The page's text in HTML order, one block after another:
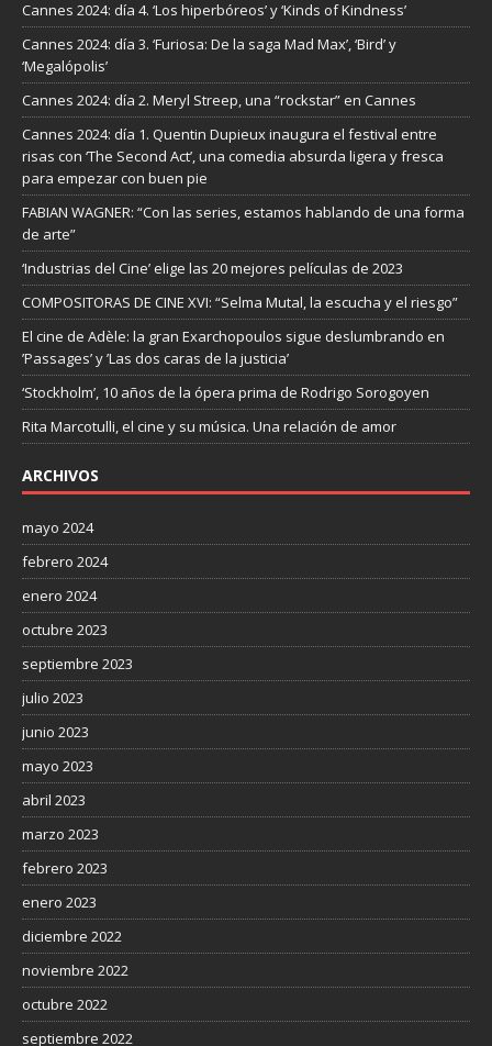
Cannes 2024: día 4. ‘Los hiperbóreos’ y ‘Kinds of Kindness’
Cannes 2024: día 3. ‘Furiosa: De la saga Mad Max’, ‘Bird’ y
‘Megalópolis’
Cannes 2024: día 2. Meryl Streep, una “rockstar” en Cannes
Cannes 2024: día 1. Quentin Dupieux inaugura el festival entre
risas con ‘The Second Act’, una comedia absurda ligera y fresca
para empezar con buen pie
FABIAN WAGNER: “Con las series, estamos hablando de una forma
de arte”
‘Industrias del Cine’ elige las 20 mejores películas de 2023
COMPOSITORAS DE CINE XVI: “Selma Mutal, la escucha y el riesgo”
El cine de Adèle: la gran Exarchopoulos sigue deslumbrando en
’Passages’ y ’Las dos caras de la justicia’
‘Stockholm’, 10 años de la ópera prima de Rodrigo Sorogoyen
Rita Marcotulli, el cine y su música. Una relación de amor
ARCHIVOS
mayo 2024
febrero 2024
enero 2024
octubre 2023
septiembre 2023
julio 2023
junio 2023
mayo 2023
abril 2023
marzo 2023
febrero 2023
enero 2023
diciembre 2022
noviembre 2022
octubre 2022
septiembre 2022